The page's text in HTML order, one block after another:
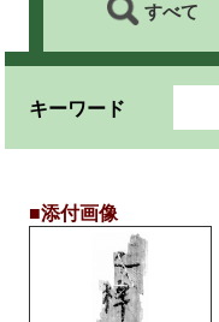
すべて
キーワード
■添付画像